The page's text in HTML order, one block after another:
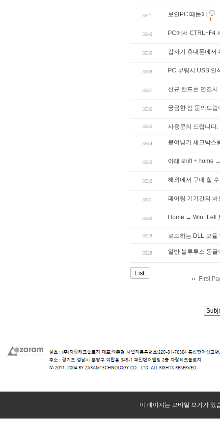
3541 보안PC 때문에
1
3540 PC에서 CTRL+F4
3539 갑자기 휴대폰에서
3538 PC 부팅시 USB 인
3537 신규 핸드폰 연결
3536 궁금한 점 문의드립
3535 사용문의 드립니다.
3534 붙여넣기 체크박스
3533 아래 shift + home
3532 해외에서 구매 할
3531 페어링 기기간의
3530 Home → Win+Left
3529 로드하는 DLL 모듈
3528 일반 블루투스 동글
List
First
이 페이지는 모바일 보기가 있